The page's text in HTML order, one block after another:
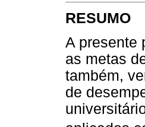
RESUMO
A presente
as metas
também,
de